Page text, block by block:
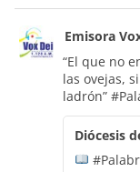
Emisora
“El que no
las ovejas,
ladrón”
Diócesis